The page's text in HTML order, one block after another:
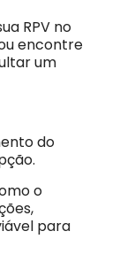
RPV no
encontre
um
do
o
para